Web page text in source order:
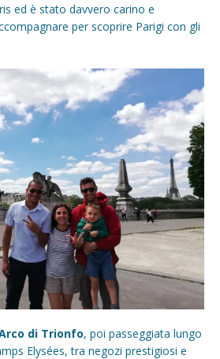
ed è stato davvero carino e
per scoprire Parigi con gli
di Trionfo, poi passeggiata lungo
Elysées, tra negozi prestigiosi e